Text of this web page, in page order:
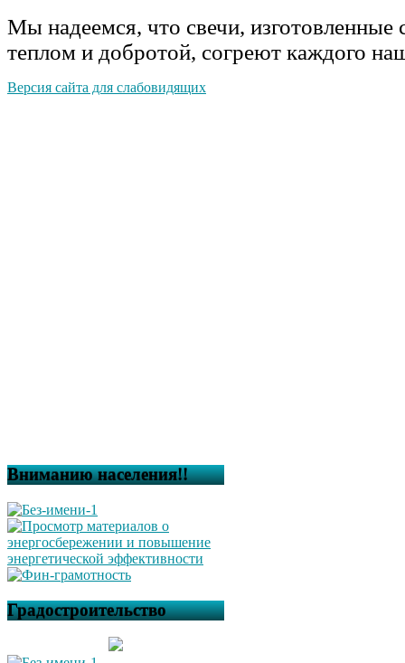
Мы надеемся, что свечи,
теплом и добротой, согреют каждого
Версия сайта для слабовидящих
Вниманию населения!!
Градостроительство